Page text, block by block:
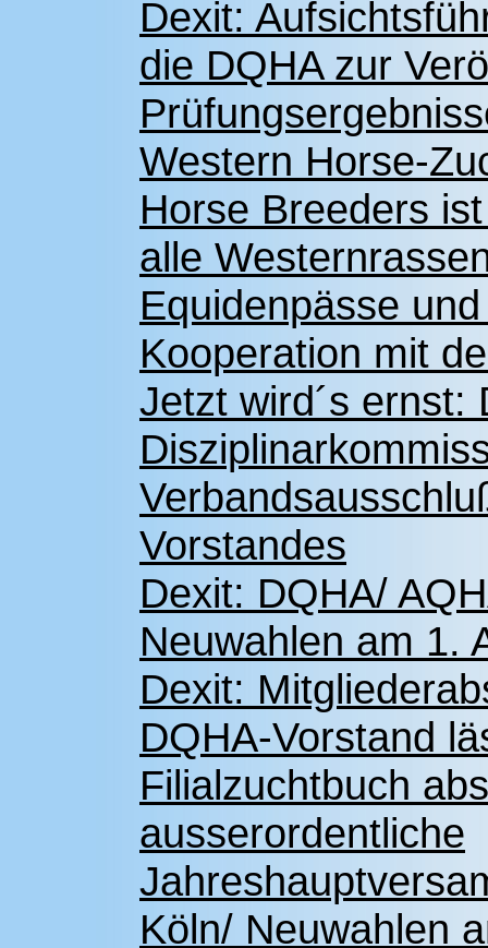
Dexit:
die DQHA zur
Western Horse-
Horse Breeders
alle
Equidenpässe
Kooperation mit
Jetzt wird´s ernst:
Vorstandes
Dexit: DQHA/
Neuwahlen am 1.
Dexit:
DQHA-Vorstand
Filialzuchtbuch
ausserordentliche
Köln/ Neuwahlen